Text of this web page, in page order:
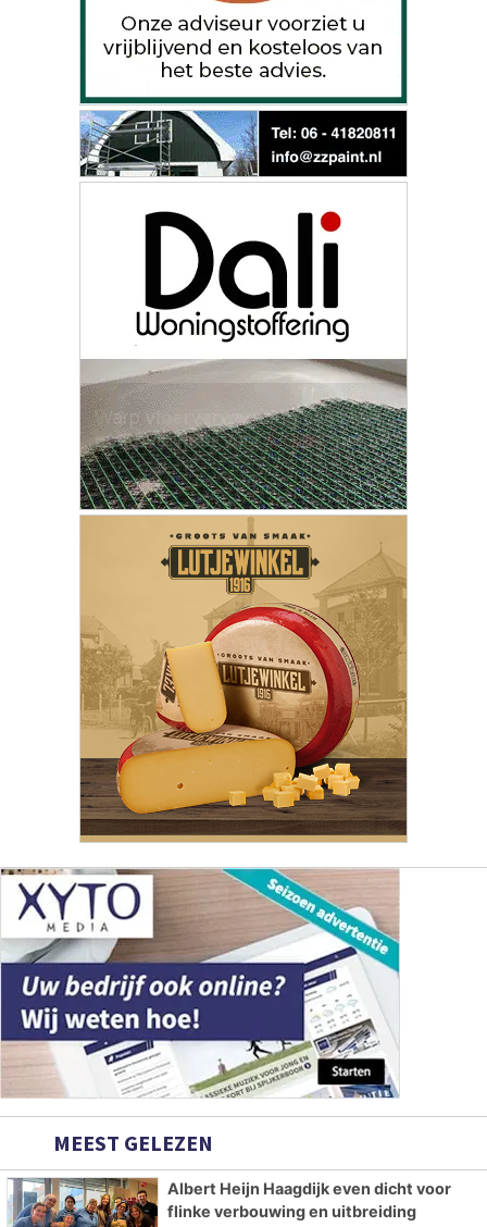
MEEST GELEZEN
Albert Heijn Haagdijk even dicht voor
flinke verbouwing en uitbreiding